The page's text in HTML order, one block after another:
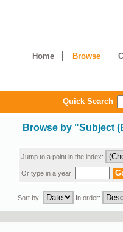
Home Browse
Quick Search
Browse by "Subject
Jump to a point in the index:
Or type in a year:
Sort by: In order: